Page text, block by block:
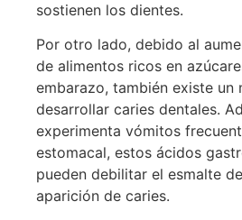
sostienen los dientes.
Por otro lado, debido al
de alimentos ricos en
embarazo, también existe un
desarrollar caries dentales.
experimenta vómitos
estomacal, estos ácidos
pueden debilitar el esmalte
aparición de caries.